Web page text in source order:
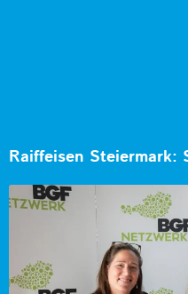
Raiffeisen Steiermark: